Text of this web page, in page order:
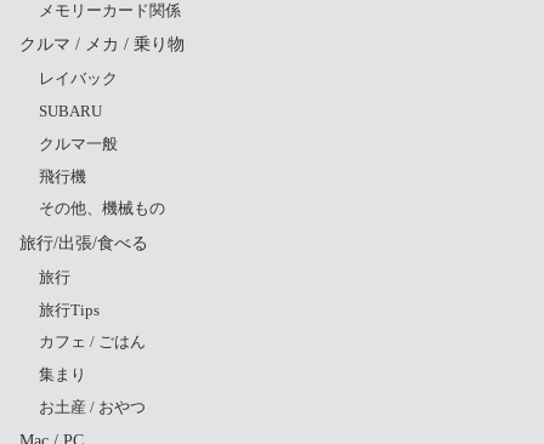
メモリーカード関係
クルマ / メカ / 乗り物
レイバック
SUBARU
クルマ一般
飛行機
その他、機械もの
旅行/出張/食べる
旅行
旅行Tips
カフェ / ごはん
集まり
お土産 / おやつ